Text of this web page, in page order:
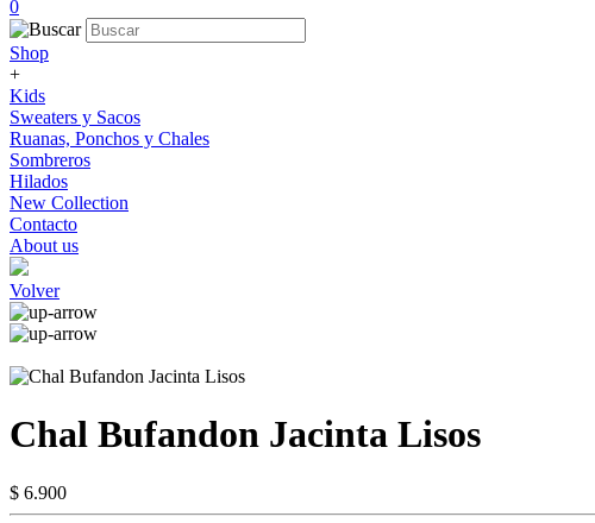
0
Shop
+
Kids
Sweaters y Sacos
Ruanas, Ponchos y Chales
Sombreros
Hilados
New Collection
Contacto
About us
Volver
Chal Bufandon Jacinta Lisos
$ 6.900